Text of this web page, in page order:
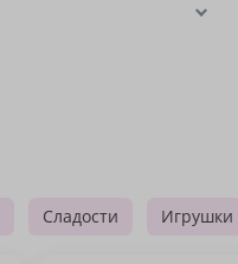
Сладости Игрушки